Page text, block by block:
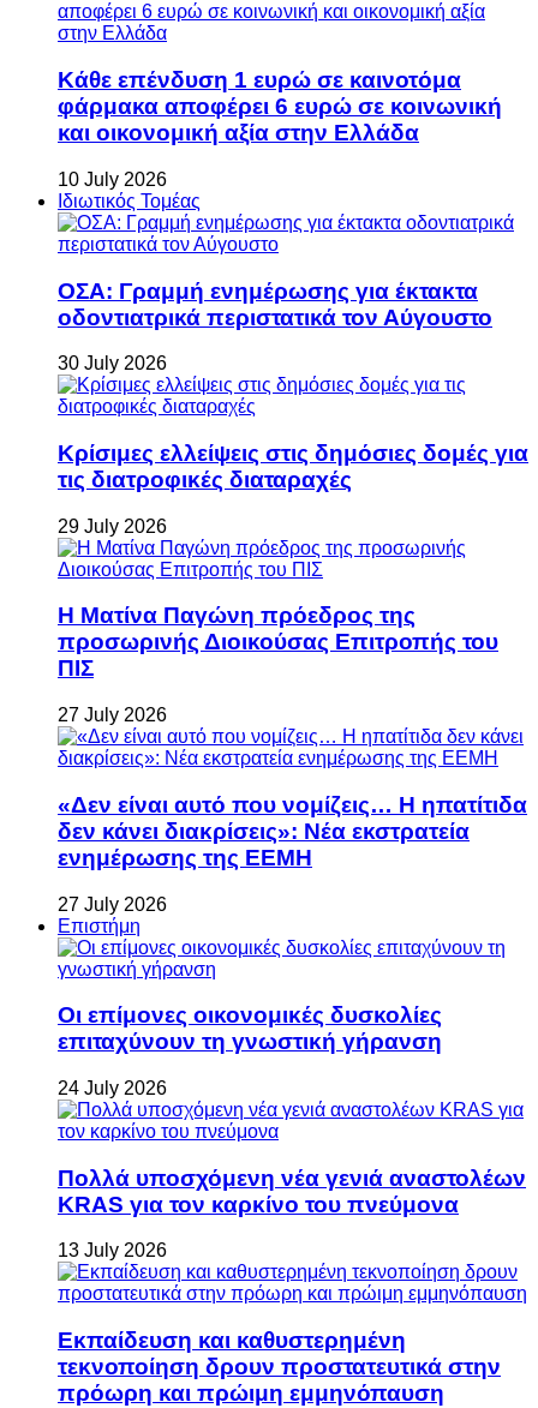
Κάθε επένδυση 1 ευρώ σε καινοτόμα
φάρμακα αποφέρει 6 ευρώ σε κοινωνική
και οικονομική αξία στην Ελλάδα
10 July 2026
Ιδιωτικός Τομέας
ΟΣΑ: Γραμμή ενημέρωσης για έκτακτα
οδοντιατρικά περιστατικά τον Αύγουστο
30 July 2026
Κρίσιμες ελλείψεις στις δημόσιες δομές για
τις διατροφικές διαταραχές
29 July 2026
Η Ματίνα Παγώνη πρόεδρος της
προσωρινής Διοικούσας Επιτροπής του
ΠΙΣ
27 July 2026
«Δεν είναι αυτό που νομίζεις… Η ηπατίτιδα
δεν κάνει διακρίσεις»: Νέα εκστρατεία
ενημέρωσης της ΕΕΜΗ
27 July 2026
Επιστήμη
Οι επίμονες οικονομικές δυσκολίες
επιταχύνουν τη γνωστική γήρανση
24 July 2026
Πολλά υποσχόμενη νέα γενιά αναστολέων
KRAS για τον καρκίνο του πνεύμονα
13 July 2026
Εκπαίδευση και καθυστερημένη
τεκνοποίηση δρουν προστατευτικά στην
πρόωρη και πρώιμη εμμηνόπαυση